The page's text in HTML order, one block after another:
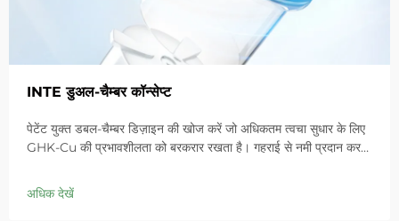
INTE डुअल-चैम्बर कॉन्सेप्ट
पेटेंट युक्त डबल-चैम्बर डिज़ाइन की खोज करें जो अधिकतम त्वचा सुधार के लिए
GHK-Cu की प्रभावशीलता को बरकरार रखता है। गहराई से नमी प्रदान करता
आज ही 'स्मॉल ब्लू चैम्बर' समाधान आजमाएं।
अधिक देखें